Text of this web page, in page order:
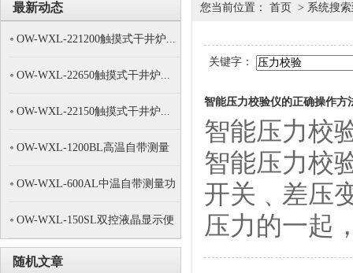
最新动态
OW-WXL-221200触摸式干井炉...
OW-WXL-22650触摸式干井炉...
OW-WXL-22150触摸式干井炉...
OW-WXL-1200BL高温自带测量
OW-WXL-600AL中温自带测量功
OW-WXL-150SL双控液晶显示便
携...
随机文章
您当前位置： 首页 > 系统搜
关键字：
智能压力校验仪的正确操作方
智能压力校
智能压力校
开关﹑差压
压力的一起